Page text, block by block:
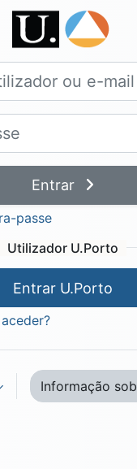
Entrar
passe
Utilizador U.Porto
Entrar U.Porto
Informação